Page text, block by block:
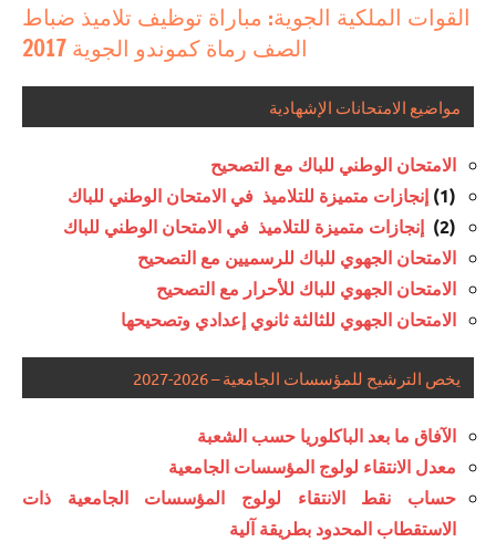
دونه
القوات الملكية الجوية: مباراة توظيف تلاميذ ضباط
الصف رماة كموندو الجوية 2017
مواضيع الامتحانات الإشهادية
الامتحان الوطني للباك مع التصحيح
(1)
إنجازات متميزة للتلاميذ في الامتحان الوطني للباك
(2)
إنجازات متميزة للتلاميذ في الامتحان الوطني للباك
الامتحان الجهوي للباك للرسميين مع التصحيح
الامتحان الجهوي للباك للأحرار مع التصحيح
الامتحان الجهوي للثالثة ثانوي إعدادي وتصحيحها
يخص الترشيح للمؤسسات الجامعية – 2026-2027
الآفاق ما بعد الباكلوريا حسب الشعبة
معدل الانتقاء لولوج المؤسسات الجامعية
حساب نقط الانتقاء لولوج المؤسسات الجامعية ذات
الاستقطاب المحدود بطريقة آلية